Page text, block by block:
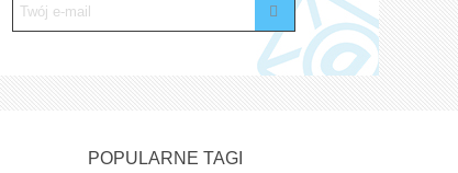
POPULARNE TAGI